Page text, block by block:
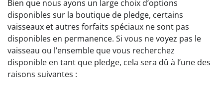
Bien que nous ayons un large choix d’options
disponibles sur la boutique de pledge, certains
vaisseaux et autres forfaits spéciaux ne sont pas
disponibles en permanence. Si vous ne voyez pas le
vaisseau ou l’ensemble que vous recherchez
disponible en tant que pledge, cela sera dû à l’une des
raisons suivantes :